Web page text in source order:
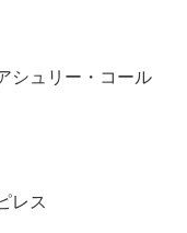
ー・コール
ス